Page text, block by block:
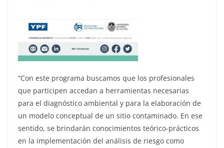
“Con este programa buscamos que los profesionales
que participen accedan a herramientas necesarias
para el diagnóstico ambiental y para la elaboración de
un modelo conceptual de un sitio contaminado. En ese
sentido, se brindarán conocimientos teórico-prácticos
en la implementación del análisis de riesgo como